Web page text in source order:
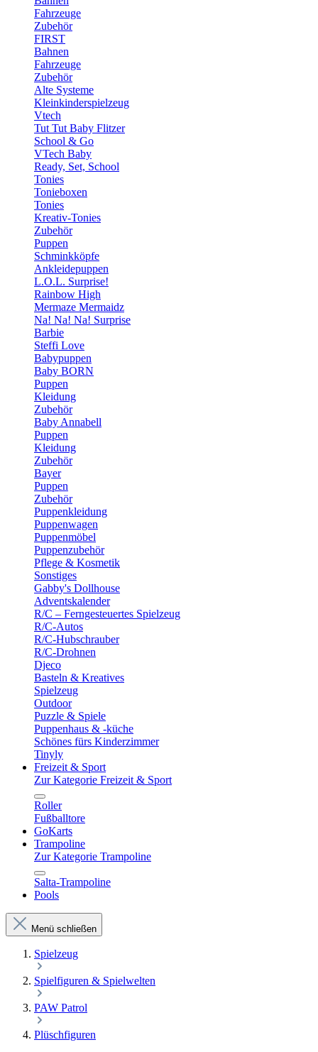
Fahrzeuge
Zubehör
FIRST
Bahnen
Fahrzeuge
Zubehör
Alte Systeme
Kleinkinderspielzeug
Vtech
Tut Tut Baby Flitzer
School & Go
VTech Baby
Ready, Set, School
Tonies
Tonieboxen
Tonies
Kreativ-Tonies
Zubehör
Puppen
Schminkköpfe
Ankleidepuppen
L.O.L. Surprise!
Rainbow High
Mermaze Mermaidz
Na! Na! Na! Surprise
Barbie
Steffi Love
Babypuppen
Baby BORN
Puppen
Kleidung
Zubehör
Baby Annabell
Puppen
Kleidung
Zubehör
Bayer
Puppen
Zubehör
Puppenkleidung
Puppenwagen
Puppenmöbel
Puppenzubehör
Pflege & Kosmetik
Sonstiges
Gabby's Dollhouse
Adventskalender
R/C – Ferngesteuertes Spielzeug
R/C-Autos
R/C-Hubschrauber
R/C-Drohnen
Djeco
Basteln & Kreatives
Spielzeug
Outdoor
Puzzle & Spiele
Puppenhaus & -küche
Schönes fürs Kinderzimmer
Tinyly
Freizeit & Sport
Zur Kategorie Freizeit & Sport
Roller
Fußballtore
GoKarts
Trampoline
Zur Kategorie Trampoline
Salta-Trampoline
Pools
Menü schließen
Spielzeug
Spielfiguren & Spielwelten
PAW Patrol
Plüschfiguren